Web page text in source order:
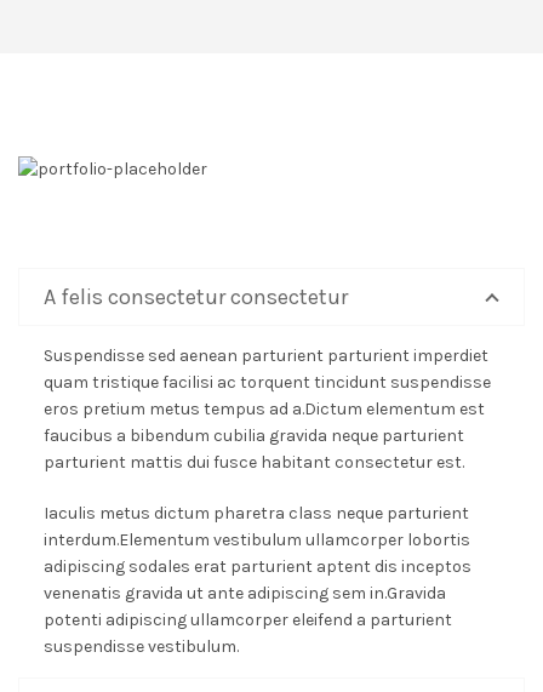
A felis consectetur consectetur
Suspendisse sed aenean parturient parturient imperdiet
quam tristique facilisi ac torquent tincidunt suspendisse
eros pretium metus tempus ad a.Dictum elementum est
faucibus a bibendum cubilia gravida neque parturient
parturient mattis dui fusce habitant consectetur est.
Iaculis metus dictum pharetra class neque parturient
interdum.Elementum vestibulum ullamcorper lobortis
adipiscing sodales erat parturient aptent dis inceptos
venenatis gravida ut ante adipiscing sem in.Gravida
potenti adipiscing ullamcorper eleifend a parturient
suspendisse vestibulum.